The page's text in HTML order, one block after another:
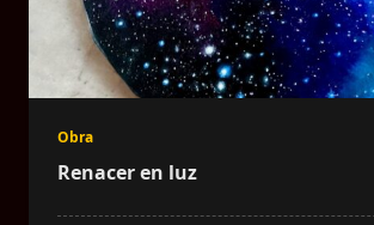
Obra
Renacer en luz